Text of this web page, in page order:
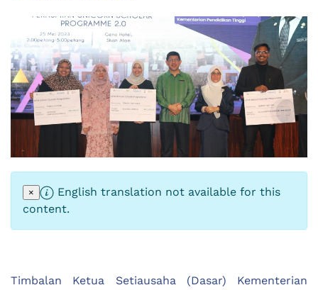
×
English translation not available for this
content.
Timbalan Ketua Setiausaha (Dasar) Kementerian